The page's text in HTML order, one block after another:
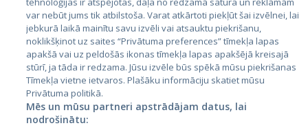
Литва
var nebūt jums tik atbilstoša. Varat atkārtoti piekļūt šai izvēlnei, lai
jebkurā laikā mainītu savu izvēli vai atsauktu piekrišanu,
noklikšķinot uz saites “Privātuma preferences” tīmekļa lapas
apakšā vai uz peldošās ikonas tīmekļa lapas apakšējā kreisajā
stūrī, ja tāda ir redzama. Jūsu izvēle būs spēkā mūsu piekrišanas
Tīmekļa vietne ietvaros. Plašāku informāciju skatiet mūsu
Privātuma politikā.
Mēs un mūsu partneri apstrādājam datus, lai
nodrošinātu: